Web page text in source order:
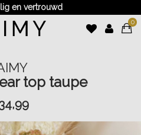
en vertrouwd
0
top taupe